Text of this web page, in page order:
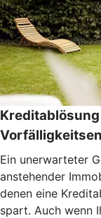
Ein unerwarteter
anstehender
denen eine
spart. Auch wenn